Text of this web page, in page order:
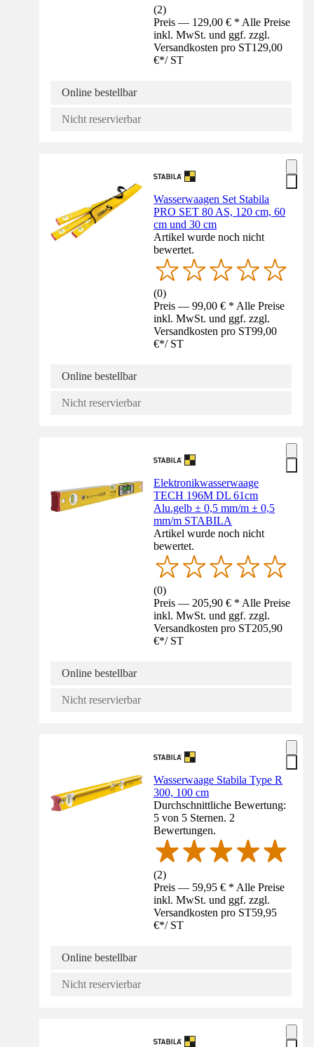
(2)
Preis — 129,00 € * Alle Preise
inkl. MwSt. und ggf. zzgl.
Versandkosten pro ST129,00
€*/ ST
Online bestellbar
Nicht reservierbar
Wasserwaagen Set Stabila
PRO SET 80 AS, 120 cm, 60
cm und 30 cm
Artikel wurde noch nicht
bewertet.
(0)
Preis — 99,00 € * Alle Preise
inkl. MwSt. und ggf. zzgl.
Versandkosten pro ST99,00
€*/ ST
Online bestellbar
Nicht reservierbar
Elektronikwasserwaage
TECH 196M DL 61cm
Alu.gelb ± 0,5 mm/m ± 0,5
mm/m STABILA
Artikel wurde noch nicht
bewertet.
(0)
Preis — 205,90 € * Alle Preise
inkl. MwSt. und ggf. zzgl.
Versandkosten pro ST205,90
€*/ ST
Online bestellbar
Nicht reservierbar
Wasserwaage Stabila Type R
300, 100 cm
Durchschnittliche Bewertung:
5 von 5 Sternen. 2
Bewertungen.
(2)
Preis — 59,95 € * Alle Preise
inkl. MwSt. und ggf. zzgl.
Versandkosten pro ST59,95
€*/ ST
Online bestellbar
Nicht reservierbar